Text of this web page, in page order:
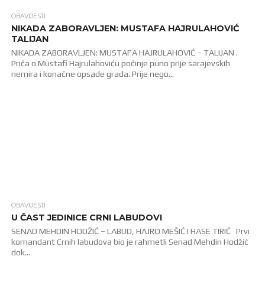
OBAVIJESTI
NIKADA ZABORAVLJEN: MUSTAFA HAJRULAHOVIĆ
TALIJAN
NIKADA ZABORAVLJEN: MUSTAFA HAJRULAHOVIĆ – TALIJAN .
Priča o Mustafi Hajrulahoviću počinje puno prije sarajevskih
nemira i konačne opsade grada. Prije nego...
OBAVIJESTI
U ČAST JEDINICE CRNI LABUDOVI
SENAD MEHDIN HODŽIĆ – LABUD, HAJRO MEŠIĆ I HASE TIRIĆ Prvi
komandant Crnih labudova bio je rahmetli Senad Mehdin Hodžić
dok...